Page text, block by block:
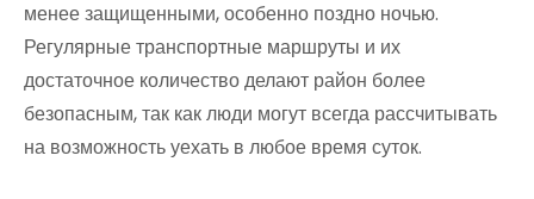
менее защищенными, особенно поздно ночью.
Регулярные транспортные маршруты и их
достаточное количество делают район более
безопасным, так как люди могут всегда рассчитывать
на возможность уехать в любое время суток.